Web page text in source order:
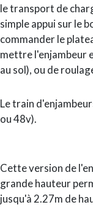
le transport de
simple appui sur le
commander le
mettre l'enjambeur
au sol), ou de
Le train
ou 48v).
Cette version de
grande hauteur
jusqu'à 2.27m de